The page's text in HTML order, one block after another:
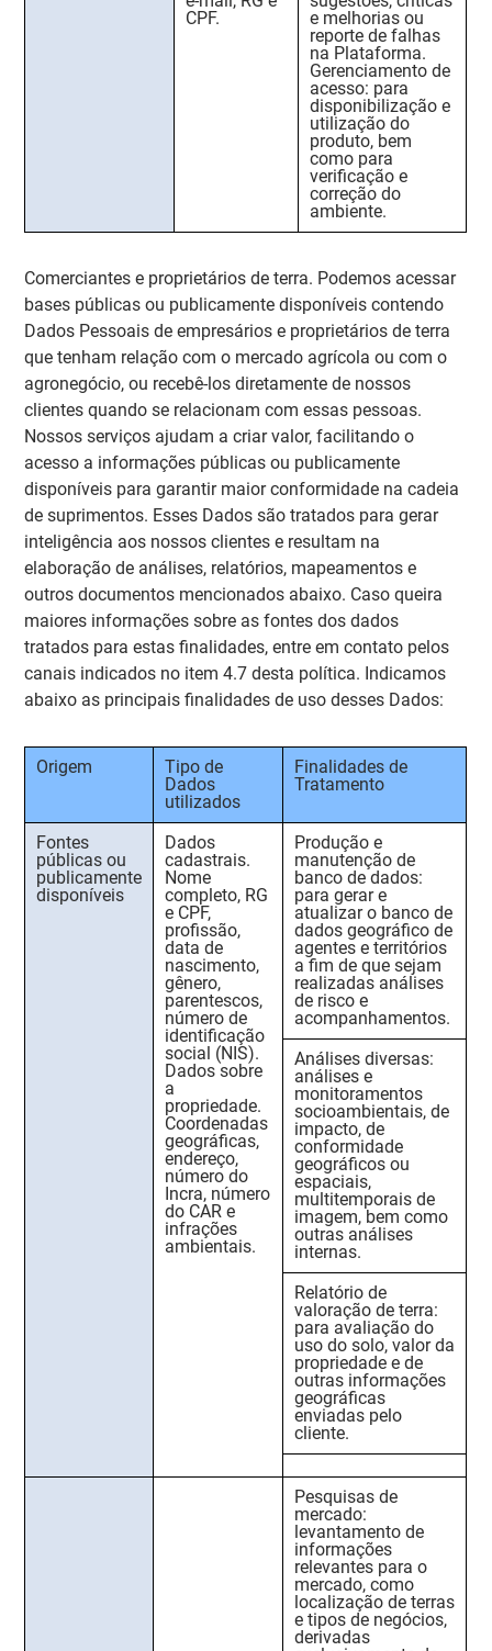
CPF.
e melhorias ou
reporte de falhas
na Plataforma.
Gerenciamento de
acesso: para
disponibilização e
utilização do
produto, bem
como para
verificação e
correção do
ambiente.
Comerciantes e proprietários de terra. Podemos acessar
bases públicas ou publicamente disponíveis contendo
Dados Pessoais de empresários e proprietários de terra
que tenham relação com o mercado agrícola ou com o
agronegócio, ou recebê-los diretamente de nossos
clientes quando se relacionam com essas pessoas.
Nossos serviços ajudam a criar valor, facilitando o
acesso a informações públicas ou publicamente
disponíveis para garantir maior conformidade na cadeia
de suprimentos. Esses Dados são tratados para gerar
inteligência aos nossos clientes e resultam na
elaboração de análises, relatórios, mapeamentos e
outros documentos mencionados abaixo. Caso queira
maiores informações sobre as fontes dos dados
tratados para estas finalidades, entre em contato pelos
canais indicados no item 4.7 desta política. Indicamos
abaixo as principais finalidades de uso desses Dados:
Origem
Tipo de
Dados
utilizados
Finalidades de
Tratamento
Fontes
públicas ou
publicamente
disponíveis
Dados
cadastrais.
Nome
completo, RG
e CPF,
profissão,
data de
nascimento,
gênero,
parentescos,
número de
identificação
social (NIS).
Dados sobre
a
propriedade.
Coordenadas
geográficas,
endereço,
número do
Incra, número
do CAR e
infrações
ambientais.
Produção e
manutenção de
banco de dados:
para gerar e
atualizar o banco de
dados geográfico de
agentes e territórios
a fim de que sejam
realizadas análises
de risco e
acompanhamentos.
Análises diversas:
análises e
monitoramentos
socioambientais, de
impacto, de
conformidade
geográficos ou
espaciais,
multitemporais de
imagem, bem como
outras análises
internas.
Relatório de
valoração de terra:
para avaliação do
uso do solo, valor da
propriedade e de
outras informações
geográficas
enviadas pelo
cliente.
Pesquisas de
mercado:
levantamento de
informações
relevantes para o
mercado, como
localização de terras
e tipos de negócios,
derivadas